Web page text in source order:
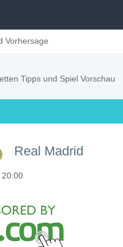
Vorhersage
Tipps und Spiel Vorschau
Real Madrid
20:00